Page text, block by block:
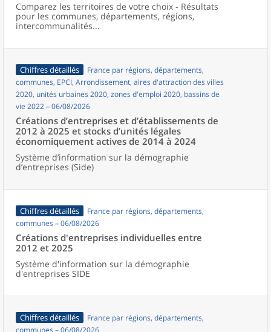
Comparez les territoires de votre choix - Résultats
pour les communes, départements, régions,
intercommunalités...
Chiffres détaillés
France par régions, départements,
communes, EPCI, Arrondissement, aires d'attraction des villes
2020, unités urbaines 2020, zones d'emploi 2020, bassins de
vie 2022 – 06/08/2026
Créations d’entreprises et d’établissements de
2012 à 2025 et stocks d’unités légales
économiquement actives de 2014 à 2024
Système d’information sur la démographie
d’entreprises (Side)
Chiffres détaillés
France par régions, départements,
communes – 06/08/2026
Créations d'entreprises individuelles entre
2012 et 2025
Système d'information sur la démographie
d'entreprises SIDE
Chiffres détaillés
France par régions, départements,
communes – 06/08/2026